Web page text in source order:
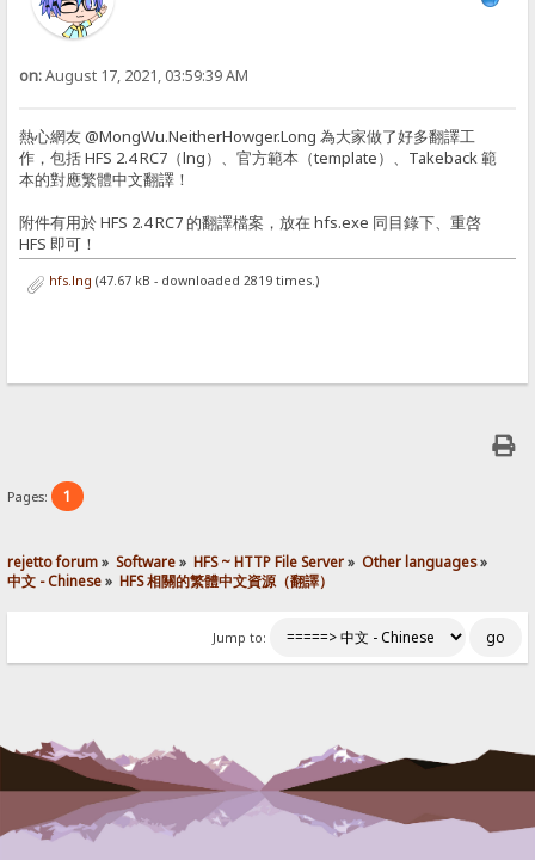
on:August 17, 2021, 03:59:39 AM
熱心網友 @MongWu.NeitherHowger.Long 為大家做了好多翻譯工
作，包括 HFS 2.4 RC7（lng）、官方範本（template）、Takeback 範
本的對應繁體中文翻譯！
附件有用於 HFS 2.4 RC7 的翻譯檔案，放在 hfs.exe 同目錄下、重啓
HFS 即可！
hfs.lng (47.67 kB - downloaded 2819 times.)
Pages: 1
rejetto forum» Software» HFS ~ HTTP File Server» Other languages»
中文 - Chinese» HFS 相關的繁體中文資源（翻譯）
Jump to: